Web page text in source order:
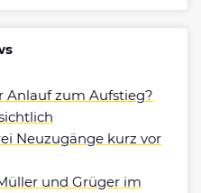
Anlauf zum Aufstieg?
Neuzugänge kurz vor
und Grüger im